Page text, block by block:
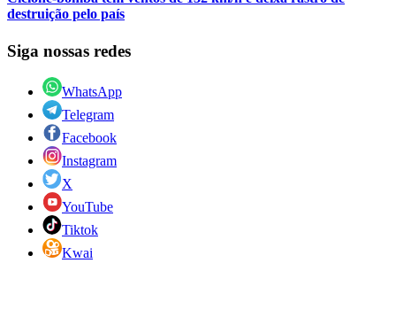
destruição pelo país
Siga nossas redes
WhatsApp
Telegram
Facebook
Instagram
X
YouTube
Tiktok
Kwai